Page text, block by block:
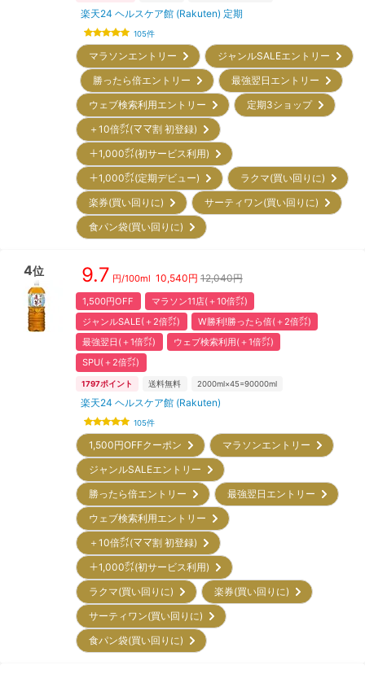
楽天24 ヘルスケア館 (Rakuten) 定期
105件
マラソンエントリー
ジャンルSALEエントリー
勝ったら倍エントリー
最強翌日エントリー
ウェブ検索利用エントリー
定期3ショップ
＋10倍㌽(ママ割 初登録)
＋1,000㌽(初サービス利用)
＋1,000㌽(定期デビュー)
ラクマ(買い回りに)
楽券(買い回りに)
サーティワン(買い回りに)
食パン袋(買い回りに)
4位 9.7 円/100ml 10,540円 12,040円
1,500円OFF
マラソン11店(＋10倍㌽)
ジャンルSALE(＋2倍㌽)
W勝利!勝ったら倍(＋2倍㌽)
最強翌日(＋1倍㌽)
ウェブ検索利用(＋1倍㌽)
SPU(＋2倍㌽)
1797ポイント 送料無料 2000ml×45=90000ml
楽天24 ヘルスケア館 (Rakuten)
105件
1,500円OFFクーポン
マラソンエントリー
ジャンルSALEエントリー
勝ったら倍エントリー
最強翌日エントリー
ウェブ検索利用エントリー
＋10倍㌽(ママ割 初登録)
＋1,000㌽(初サービス利用)
ラクマ(買い回りに)
楽券(買い回りに)
サーティワン(買い回りに)
食パン袋(買い回りに)